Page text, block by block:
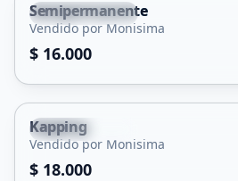
Villa Mercedes
Servicio
Semipermanente
Vendido por Monisima
$ 16.000
Villa Mercedes
Servicio
Kapping
Vendido por Monisima
$ 18.000